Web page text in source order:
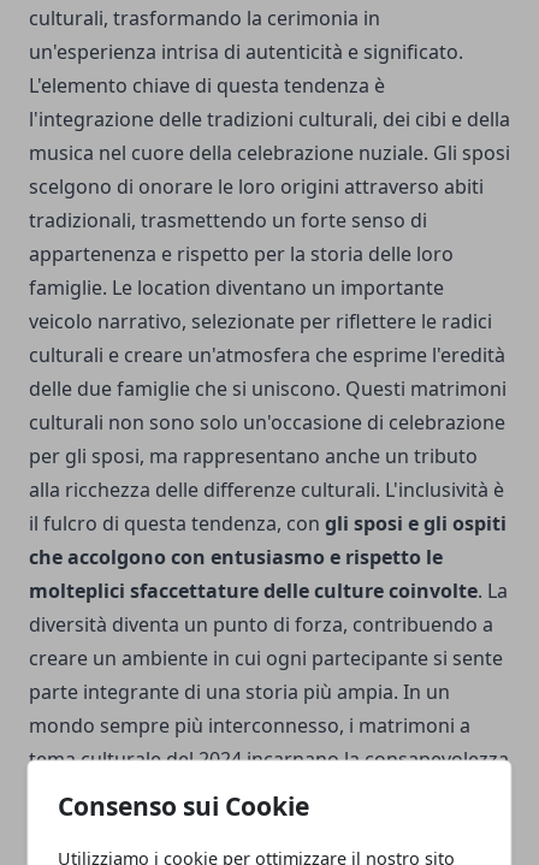
Consenso sui Cookie
Utilizziamo i cookie per ottimizzare il nostro sito
culturali, trasformando la cerimonia in
un'esperienza intrisa di autenticità e significato.
L'elemento chiave di questa tendenza è
l'integrazione delle tradizioni culturali, dei cibi e della
musica nel cuore della celebrazione nuziale. Gli sposi
scelgono di onorare le loro origini attraverso abiti
tradizionali, trasmettendo un forte senso di
appartenenza e rispetto per la storia delle loro
famiglie. Le location diventano un importante
veicolo narrativo, selezionate per riflettere le radici
culturali e creare un'atmosfera che esprime l'eredità
delle due famiglie che si uniscono. Questi matrimoni
culturali non sono solo un'occasione di celebrazione
per gli sposi, ma rappresentano anche un tributo
alla ricchezza delle differenze culturali. L'inclusività è
il fulcro di questa tendenza, con gli sposi e gli ospiti
che accolgono con entusiasmo e rispetto le
molteplici sfaccettature delle culture coinvolte. La
diversità diventa un punto di forza, contribuendo a
creare un ambiente in cui ogni partecipante si sente
parte integrante di una storia più ampia. In un
mondo sempre più interconnesso, i matrimoni a
tema culturale del 2024 incarnano la consapevolezza
della bellezza delle differenze e la volontà di